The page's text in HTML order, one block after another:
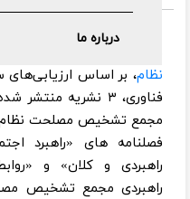
درباره ما
نظام
فناوری، ۳ نشریه
مجمع تشخیص مصلحت نظام
فصلنامه های «راهبرد
راهبردی و کلان» و
راهبردی مجمع تشخیص